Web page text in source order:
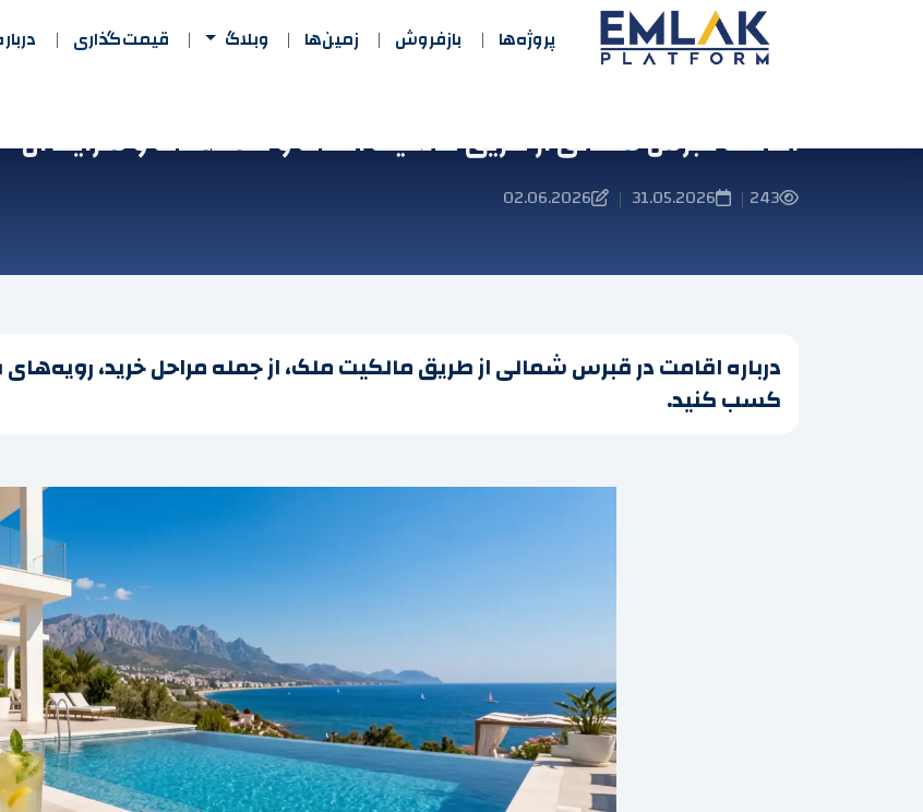
پروژه‌ها بازفروش زمین‌ها وبلاگ قیمت‌گذاری
اقامت قبرس شمالی از طریق مالکیت املاک و مستغلات و شرایط آن
243
|
31.05.2026
|
02.06.2026
درباره اقامت در قبرس شمالی از طریق مالکیت ملک، از جمله مراحل خرید،
کسب کنید.